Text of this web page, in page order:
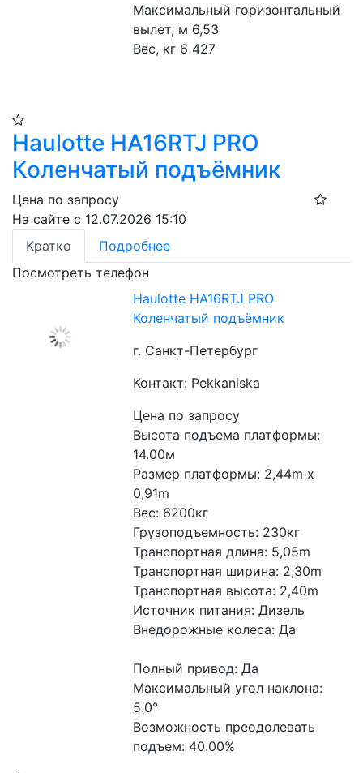
Максимальный горизонтальный
вылет, м 6,53
Вес, кг 6 427
Haulotte HA16RTJ PRO
Коленчатый подъёмник
Цена по запросу
На сайте с 12.07.2026 15:10
Кратко
Подробнее
Посмотреть телефон
Haulotte HA16RTJ PRO
Коленчатый подъёмник
г. Санкт-Петербург
Контакт: Pekkaniska
Цена по запросу
Высота подъема платформы:
14.00м
Размер платформы: 2,44m x
0,91m
Вес: 6200кг
Грузоподъемность: 230кг
Транспортная длина: 5,05m
Транспортная ширина: 2,30m
Транспортная высота: 2,40m
Источник питания: Дизель
Внедорожные колеса: Да
Полный привод: Да
Максимальный угол наклона:
5.0°
Возможность преодолевать
подъем: 40.00%